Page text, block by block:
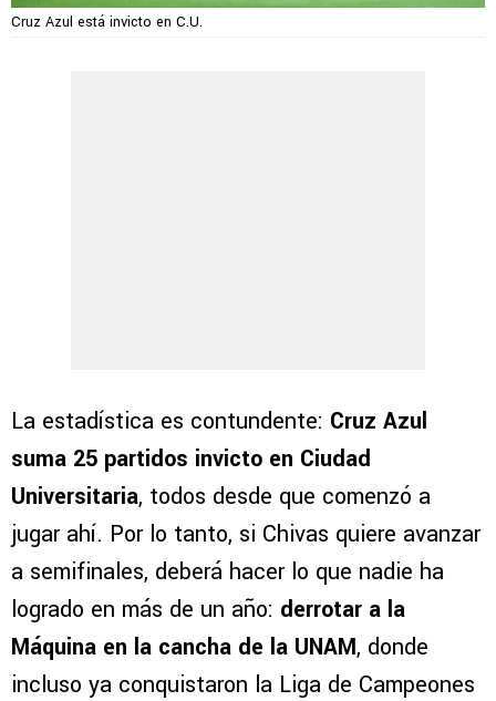
Cruz Azul está invicto en C.U.
La estadística es contundente: Cruz Azul
suma 25 partidos invicto en Ciudad
Universitaria, todos desde que comenzó a
jugar ahí. Por lo tanto, si Chivas quiere avanzar
a semifinales, deberá hacer lo que nadie ha
logrado en más de un año: derrotar a la
Máquina en la cancha de la UNAM, donde
incluso ya conquistaron la Liga de Campeones